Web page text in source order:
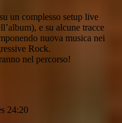
un complesso setup live
e su alcune tracce
nuova musica nei
Rock.
nel percorso!
24:20